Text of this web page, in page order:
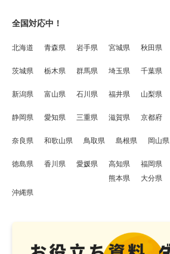
全国対応中！
北海道 青森県 岩手県 宮城県 秋田県
茨城県 栃木県 群馬県 埼玉県 千葉県
新潟県 富山県 石川県 福井県 山梨県
静岡県 愛知県 三重県 滋賀県 京都府
奈良県 和歌山県 鳥取県 島根県 岡山県
徳島県 香川県 愛媛県 高知県 福岡県
熊本県
大分県
沖縄県